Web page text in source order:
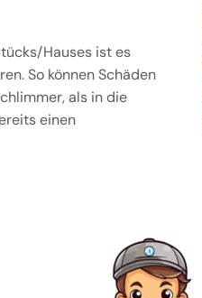
Hauses ist es
So können Schäden
als in die
einen